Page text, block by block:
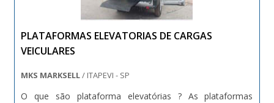
PLATAFORMAS ELEVATORIAS DE CARGAS
VEICULARES
MKS MARKSELL/ ITAPEVI - SP
O que são plataforma elevatórias ? As plataformas